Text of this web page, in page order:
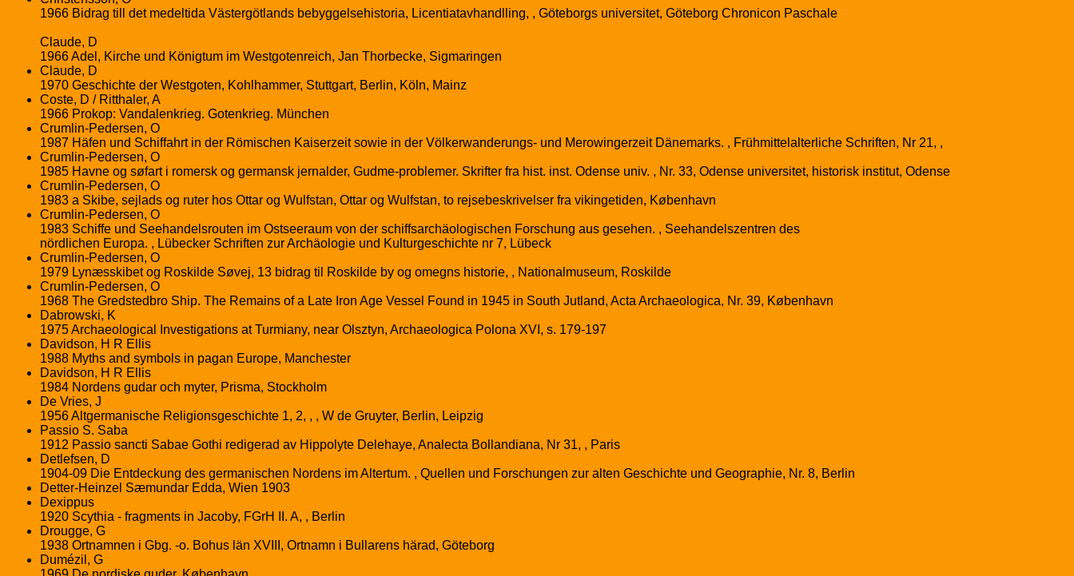
1966 Bidrag till det medeltida Västergötlands bebyggelsehistoria, Licentiatavhandlling, , Göteborgs universitet, Göteborg Chronicon Paschale
Claude, D
1966 Adel, Kirche und Königtum im Westgotenreich, Jan Thorbecke, Sigmaringen
Claude, D
1970 Geschichte der Westgoten, Kohlhammer, Stuttgart, Berlin, Köln, Mainz
Coste, D / Ritthaler, A
1966 Prokop: Vandalenkrieg. Gotenkrieg. München
Crumlin-Pedersen, O
1987 Häfen und Schiffahrt in der Römischen Kaiserzeit sowie in der Völkerwanderungs- und Merowingerzeit Dänemarks. , Frühmittelalterliche Schriften, Nr 21, ,
Crumlin-Pedersen, O
1985 Havne og søfart i romersk og germansk jernalder, Gudme-problemer. Skrifter fra hist. inst. Odense univ. , Nr. 33, Odense universitet, historisk institut, Odense
Crumlin-Pedersen, O
1983 a Skibe, sejlads og ruter hos Ottar og Wulfstan, Ottar og Wulfstan, to rejsebeskrivelser fra vikingetiden, København
Crumlin-Pedersen, O
1983 Schiffe und Seehandelsrouten im Ostseeraum von der schiffsarchäologischen Forschung aus gesehen. , Seehandelszentren des
nördlichen Europa. , Lübecker Schriften zur Archäologie und Kulturgeschichte nr 7, Lübeck
Crumlin-Pedersen, O
1979 Lynæsskibet og Roskilde Søvej, 13 bidrag til Roskilde by og omegns historie, , Nationalmuseum, Roskilde
Crumlin-Pedersen, O
1968 The Gredstedbro Ship. The Remains of a Late Iron Age Vessel Found in 1945 in South Jutland, Acta Archaeologica, Nr. 39, København
Dabrowski, K
1975 Archaeological Investigations at Turmiany, near Olsztyn, Archaeologica Polona XVI, s. 179-197
Davidson, H R Ellis
1988 Myths and symbols in pagan Europe, Manchester
Davidson, H R Ellis
1984 Nordens gudar och myter, Prisma, Stockholm
De Vries, J
1956 Altgermanische Religionsgeschichte 1, 2, , , W de Gruyter, Berlin, Leipzig
Passio S. Saba
1912 Passio sancti Sabae Gothi redigerad av Hippolyte Delehaye, Analecta Bollandiana, Nr 31, , Paris
Detlefsen, D
1904-09 Die Entdeckung des germanischen Nordens im Altertum. , Quellen und Forschungen zur alten Geschichte und Geographie, Nr. 8, Berlin
Detter-Heinzel Sæmundar Edda, Wien 1903
Dexippus
1920 Scythia - fragments in Jacoby, FGrH II. A, , Berlin
Drougge, G
1938 Ortnamnen i Gbg. -o. Bohus län XVIII, Ortnamn i Bullarens härad, Göteborg
Dumézil, G